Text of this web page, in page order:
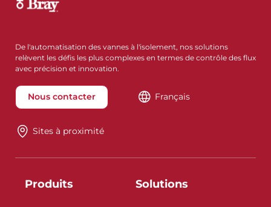
De l'automatisation des vannes à l'isolement, nos solutions
relèvent les défis les plus complexes en termes de contrôle des flux
avec précision et innovation.
Nous contacter Français
Sites à proximité
Produits Solutions